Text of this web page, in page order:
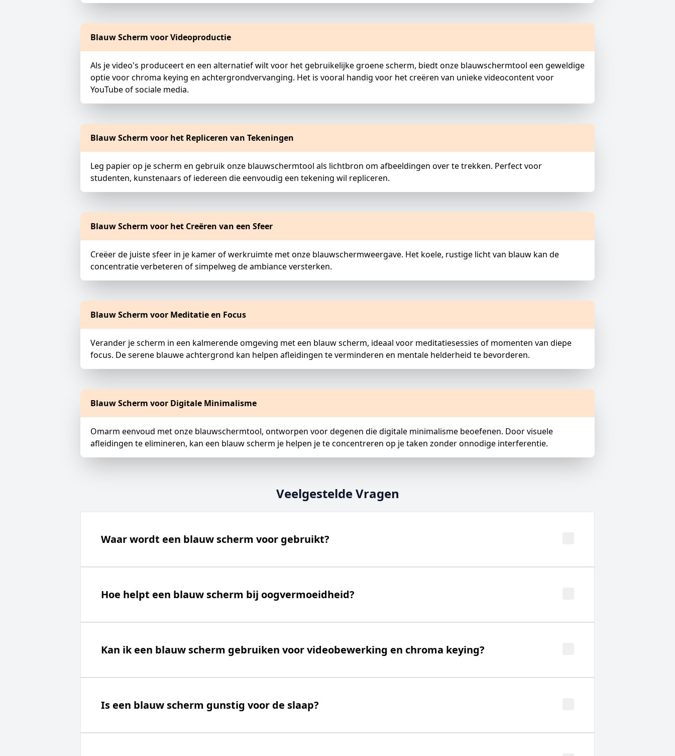
Blauw Scherm voor Videoproductie
Als je video's produceert en een alternatief wilt voor het gebruikelijke groene scherm, biedt onze blauwschermtool een geweldige
optie voor chroma keying en achtergrondvervanging. Het is vooral handig voor het creëren van unieke videocontent voor
YouTube of sociale media.
Blauw Scherm voor het Repliceren van Tekeningen
Leg papier op je scherm en gebruik onze blauwschermtool als lichtbron om afbeeldingen over te trekken. Perfect voor
studenten, kunstenaars of iedereen die eenvoudig een tekening wil repliceren.
Blauw Scherm voor het Creëren van een Sfeer
Creëer de juiste sfeer in je kamer of werkruimte met onze blauwschermweergave. Het koele, rustige licht van blauw kan de
concentratie verbeteren of simpelweg de ambiance versterken.
Blauw Scherm voor Meditatie en Focus
Verander je scherm in een kalmerende omgeving met een blauw scherm, ideaal voor meditatiesessies of momenten van diepe
focus. De serene blauwe achtergrond kan helpen afleidingen te verminderen en mentale helderheid te bevorderen.
Blauw Scherm voor Digitale Minimalisme
Omarm eenvoud met onze blauwschermtool, ontworpen voor degenen die digitale minimalisme beoefenen. Door visuele
afleidingen te elimineren, kan een blauw scherm je helpen je te concentreren op je taken zonder onnodige interferentie.
Veelgestelde Vragen
Waar wordt een blauw scherm voor gebruikt?
Hoe helpt een blauw scherm bij oogvermoeidheid?
Kan ik een blauw scherm gebruiken voor videobewerking en chroma keying?
Is een blauw scherm gunstig voor de slaap?